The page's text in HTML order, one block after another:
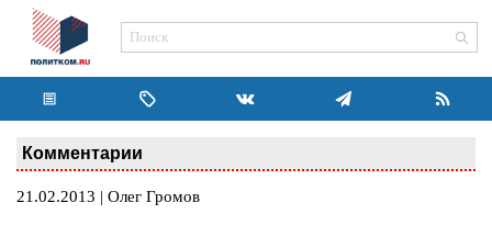
Комментарии
21.02.2013 | Олег Громов